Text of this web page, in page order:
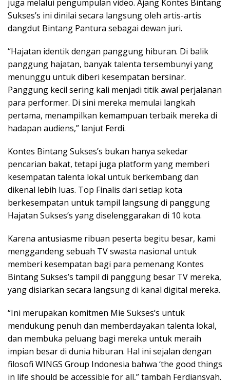
juga melalui pengumpulan video. Ajang Kontes Bintang
Sukses’s ini dinilai secara langsung oleh artis-artis
dangdut Bintang Pantura sebagai dewan juri.
“Hajatan identik dengan panggung hiburan. Di balik
panggung hajatan, banyak talenta tersembunyi yang
menunggu untuk diberi kesempatan bersinar.
Panggung kecil sering kali menjadi titik awal perjalanan
para performer. Di sini mereka memulai langkah
pertama, menampilkan kemampuan terbaik mereka di
hadapan audiens,” lanjut Ferdi.
Kontes Bintang Sukses’s bukan hanya sekedar
pencarian bakat, tetapi juga platform yang memberi
kesempatan talenta lokal untuk berkembang dan
dikenal lebih luas. Top Finalis dari setiap kota
berkesempatan untuk tampil langsung di panggung
Hajatan Sukses’s yang diselenggarakan di 10 kota.
Karena antusiasme ribuan peserta begitu besar, kami
menggandeng sebuah TV swasta nasional untuk
memberi kesempatan bagi para pemenang Kontes
Bintang Sukses’s tampil di panggung besar TV mereka,
yang disiarkan secara langsung di kanal digital mereka.
“Ini merupakan komitmen Mie Sukses’s untuk
mendukung penuh dan memberdayakan talenta lokal,
dan membuka peluang bagi mereka untuk meraih
impian besar di dunia hiburan. Hal ini sejalan dengan
filosofi WINGS Group Indonesia bahwa ‘the good things
in life should be accessible for all,” tambah Ferdiansyah.